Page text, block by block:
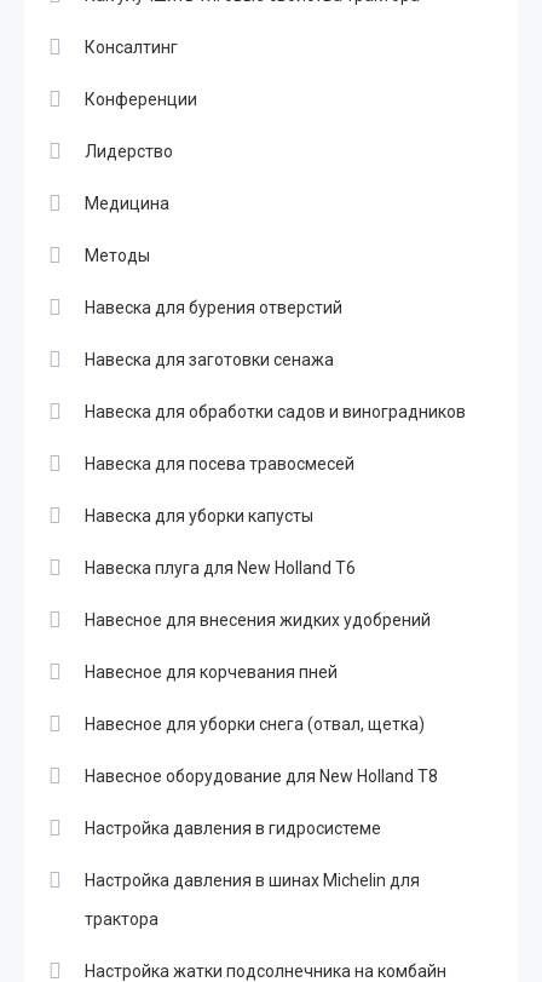
Консалтинг
Конференции
Лидерство
Медицина
Методы
Навеска для бурения отверстий
Навеска для заготовки сенажа
Навеска для обработки садов и виноградников
Навеска для посева травосмесей
Навеска для уборки капусты
Навеска плуга для New Holland T6
Навесное для внесения жидких удобрений
Навесное для корчевания пней
Навесное для уборки снега (отвал, щетка)
Навесное оборудование для New Holland T8
Настройка давления в гидросистеме
Настройка давления в шинах Michelin для
трактора
Настройка жатки подсолнечника на комбайн